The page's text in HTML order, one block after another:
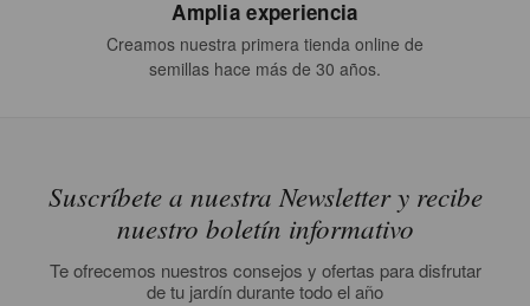
Amplia experiencia
Creamos nuestra primera tienda online de
semillas hace más de 30 años.
Suscríbete a nuestra Newsletter y recibe
nuestro boletín informativo
Te ofrecemos nuestros consejos y ofertas para disfrutar
de tu jardín durante todo el año